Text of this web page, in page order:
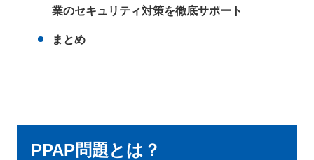
業のセキュリティ対策を徹底サポート
まとめ
PPAP問題とは？